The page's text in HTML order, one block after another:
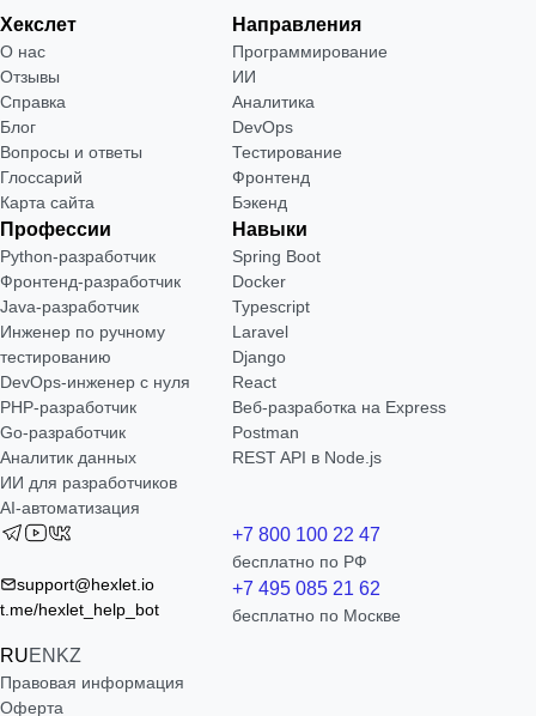
Хекслет
О нас
Отзывы
Справка
Блог
Вопросы и ответы
Глоссарий
Карта сайта
Направления
Программирование
ИИ
Аналитика
DevOps
Тестирование
Фронтенд
Бэкенд
Профессии
Python-разработчик
Фронтенд-разработчик
Java-разработчик
Инженер по ручному
тестированию
DevOps-инженер с нуля
РНР-разработчик
Go-разработчик
Аналитик данных
ИИ для разработчиков
AI-автоматизация
Навыки
Spring Boot
Docker
Typescript
Laravel
Django
React
Веб-разработка на Express
Postman
REST API в Node.js
support@hexlet.io
t.me/hexlet_help_bot
RUEN KZ
+7 800 100 22 47
бесплатно по РФ
+7 495 085 21 62
бесплатно по Москве
Правовая информация
Оферта